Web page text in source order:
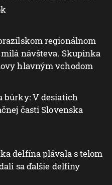
regionálnom
návšteva. Skupinka
hlavným vchodom
búrky: V desiatich
časti Slovenska
delfína plávala s telom
sa ďalšie delfíny